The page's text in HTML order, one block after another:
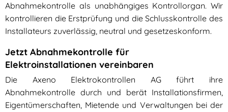
Abnahmekontrolle als unabhängiges Kontrollorgan. Wir
kontrollieren die Erstprüfung und die Schlusskontrolle des
Installateurs zuverlässig, neutral und gesetzeskonform.
Jetzt Abnahmekontrolle für
Elektroinstallationen vereinbaren
Die Axeno Elektrokontrollen AG führt ihre
Abnahmekontrolle durch und berät Installationsfirmen,
Eigentümerschaften, Mietende und Verwaltungen bei der